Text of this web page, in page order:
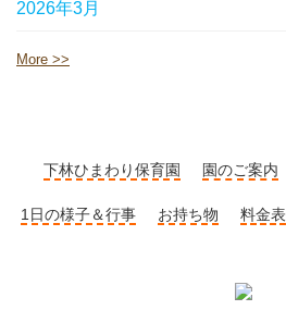
2026年3月
More >>
下林ひまわり保育園 園のご案内
1日の様子＆行事 お持ち物 料金表